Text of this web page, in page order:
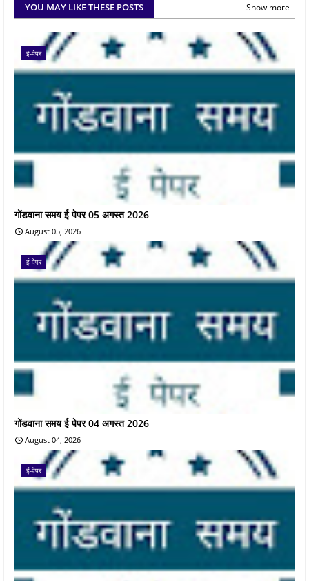
YOU MAY LIKE THESE POSTS Show more
ई-पेपर
गोंडवाना समय ई पेपर 05 अगस्त 2026
August 05, 2026
ई-पेपर
गोंडवाना समय ई पेपर 04 अगस्त 2026
August 04, 2026
ई-पेपर